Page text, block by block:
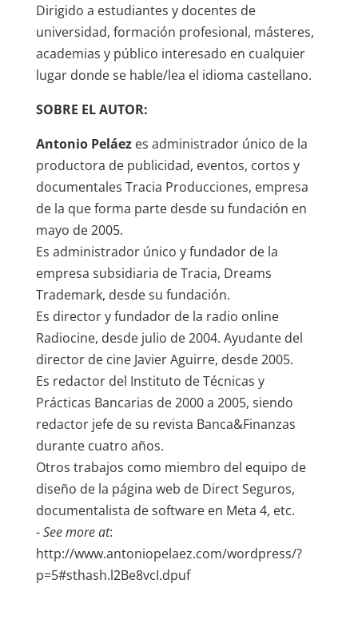
Dirigido a estudiantes y docentes de
universidad, formación profesional, másteres,
academias y público interesado en cualquier
lugar donde se hable/lea el idioma castellano.
SOBRE EL AUTOR:
Antonio Peláezes administrador único de la
productora de publicidad, eventos, cortos y
documentales Tracia Producciones, empresa
de la que forma parte desde su fundación en
mayo de 2005.
Es administrador único y fundador de la
empresa subsidiaria de Tracia, Dreams
Trademark, desde su fundación.
Es director y fundador de la radio online
Radiocine, desde julio de 2004. Ayudante del
director de cine Javier Aguirre, desde 2005.
Es redactor del Instituto de Técnicas y
Prácticas Bancarias de 2000 a 2005, siendo
redactor jefe de su revista Banca&Finanzas
durante cuatro años.
Otros trabajos como miembro del equipo de
diseño de la página web de Direct Seguros,
documentalista de software en Meta 4, etc.
-See more at:
http://www.antoniopelaez.com/wordpress/?
p=5#sthash.l2Be8vcI.dpuf